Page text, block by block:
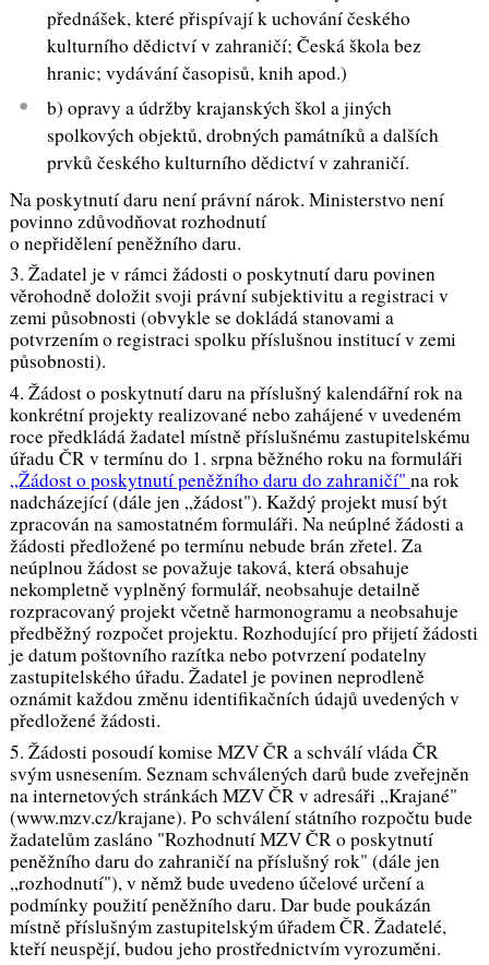
přednášek, které přispívají k uchování českého
kulturního dědictví v zahraničí; Česká škola bez
hranic; vydávání časopisů, knih apod.)
b) opravy a údržby krajanských škol a jiných
spolkových objektů, drobných památníků a dalších
prvků českého kulturního dědictví v zahraničí.
Na poskytnutí daru není právní nárok. Ministerstvo není
povinno zdůvodňovat rozhodnutí
o nepřidělení peněžního daru.
3. Žadatel je v rámci žádosti o poskytnutí daru povinen
věrohodně doložit svoji právní subjektivitu a registraci v
zemi působnosti (obvykle se dokládá stanovami a
potvrzením o registraci spolku příslušnou institucí v zemi
působnosti).
4. Žádost o poskytnutí daru na příslušný kalendářní rok na
konkrétní projekty realizované nebo zahájené v uvedeném
roce předkládá žadatel místně příslušnému zastupitelskému
úřadu ČR v termínu do 1. srpna běžného roku na formuláři
„Žádost o poskytnutí peněžního daru do zahraničí" na rok
nadcházející (dále jen „žádost"). Každý projekt musí být
zpracován na samostatném formuláři. Na neúplné žádosti a
žádosti předložené po termínu nebude brán zřetel. Za
neúplnou žádost se považuje taková, která obsahuje
nekompletně vyplněný formulář, neobsahuje detailně
rozpracovaný projekt včetně harmonogramu a neobsahuje
předběžný rozpočet projektu. Rozhodující pro přijetí žádosti
je datum poštovního razítka nebo potvrzení podatelny
zastupitelského úřadu. Žadatel je povinen neprodleně
oznámit každou změnu identifikačních údajů uvedených v
předložené žádosti.
5. Žádosti posoudí komise MZV ČR a schválí vláda ČR
svým usnesením. Seznam schválených darů bude zveřejněn
na internetových stránkách MZV ČR v adresáři „Krajané"
(www.mzv.cz/krajane). Po schválení státního rozpočtu bude
žadatelům zasláno "Rozhodnutí MZV ČR o poskytnutí
peněžního daru do zahraničí na příslušný rok" (dále jen
„rozhodnutí"), v němž bude uvedeno účelové určení a
podmínky použití peněžního daru. Dar bude poukázán
místně příslušným zastupitelským úřadem ČR. Žadatelé,
kteří neuspějí, budou jeho prostřednictvím vyrozuměni.